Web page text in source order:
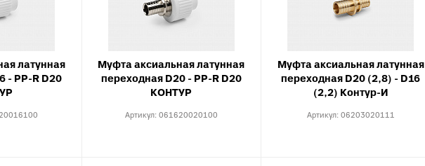
с выходом для
фитинги для
для внутренней
Тройники для PEX, PERT
Комплектующие для теплого
пола
латунная
- PP-R D20
Муфта аксиальная латунная
переходная D20 - PP-R D20
КОНТУР
Артикул: 061620020100
Муфта аксиальная латунная
переходная D20 (2,8) - D16
(2,2) Контур-И
Артикул: 06203020111